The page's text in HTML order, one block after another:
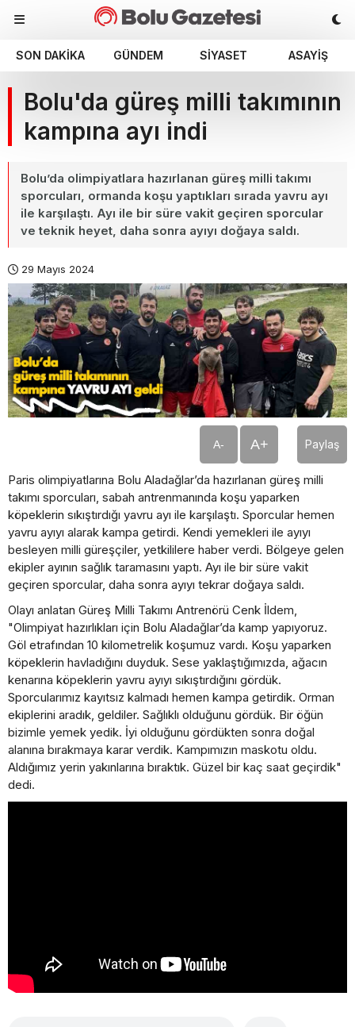
SON DAKIKA GÜNDEM SIYASET ASAYIŞ
Bolu'da güreş milli takımının
kampına ayı indi
Bolu’da olimpiyatlara hazırlanan güreş milli takımı
sporcuları, ormanda koşu yaptıkları sırada yavru ayı
ile karşılaştı. Ayı ile bir süre vakit geçiren sporcular
ve teknik heyet, daha sonra ayıyı doğaya saldı.
29 Mayıs 2024
A- A+ Paylaş
Paris olimpiyatlarına Bolu Aladağlar’da hazırlanan güreş milli
takımı sporcuları, sabah antrenmanında koşu yaparken
köpeklerin sıkıştırdığı yavru ayı ile karşılaştı. Sporcular hemen
yavru ayıyı alarak kampa getirdi. Kendi yemekleri ile ayıyı
besleyen milli güreşçiler, yetkililere haber verdi. Bölgeye gelen
ekipler ayının sağlık taramasını yaptı. Ayı ile bir süre vakit
geçiren sporcular, daha sonra ayıyı tekrar doğaya saldı.
Olayı anlatan Güreş Milli Takımı Antrenörü Cenk İldem,
"Olimpiyat hazırlıkları için Bolu Aladağlar’da kamp yapıyoruz.
Göl etrafından 10 kilometrelik koşumuz vardı. Koşu yaparken
köpeklerin havladığını duyduk. Sese yaklaştığımızda, ağacın
kenarına köpeklerin yavru ayıyı sıkıştırdığını gördük.
Sporcularımız kayıtsız kalmadı hemen kampa getirdik. Orman
ekiplerini aradık, geldiler. Sağlıklı olduğunu gördük. Bir öğün
bizimle yemek yedik. İyi olduğunu gördükten sonra doğal
alanına bırakmaya karar verdik. Kampımızın maskotu oldu.
Aldığımız yerin yakınlarına bıraktık. Güzel bir kaç saat geçirdik"
dedi.